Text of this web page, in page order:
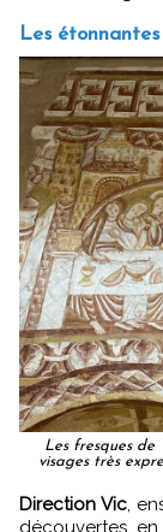
Les
Les fresques de
visages très
Direction Vic,
découvertes,